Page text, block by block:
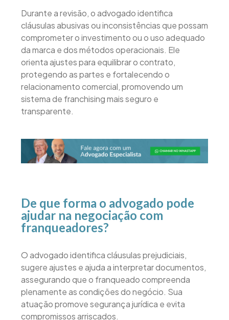
Durante a revisão, o advogado identifica
cláusulas abusivas ou inconsistências que possam
comprometer o investimento ou o uso adequado
da marca e dos métodos operacionais. Ele
orienta ajustes para equilibrar o contrato,
protegendo as partes e fortalecendo o
relacionamento comercial, promovendo um
sistema de franchising mais seguro e
transparente.
De que forma o advogado pode
ajudar na negociação com
franqueadores?
O advogado identifica cláusulas prejudiciais,
sugere ajustes e ajuda a interpretar documentos,
assegurando que o franqueado compreenda
plenamente as condições do negócio. Sua
atuação promove segurança jurídica e evita
compromissos arriscados.